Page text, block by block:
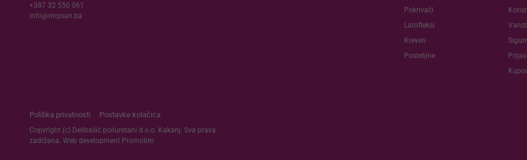
+387 32 550 061
info@mojsan.ba
Pokrivači
Latofleksi
Kreveti
Posteljine
Politika privatnosti Postavke kolačića
Copyright (c) Delibašić poliuretani d.o.o. Kakanj. Sva prava
zadržana. Web development Promotim